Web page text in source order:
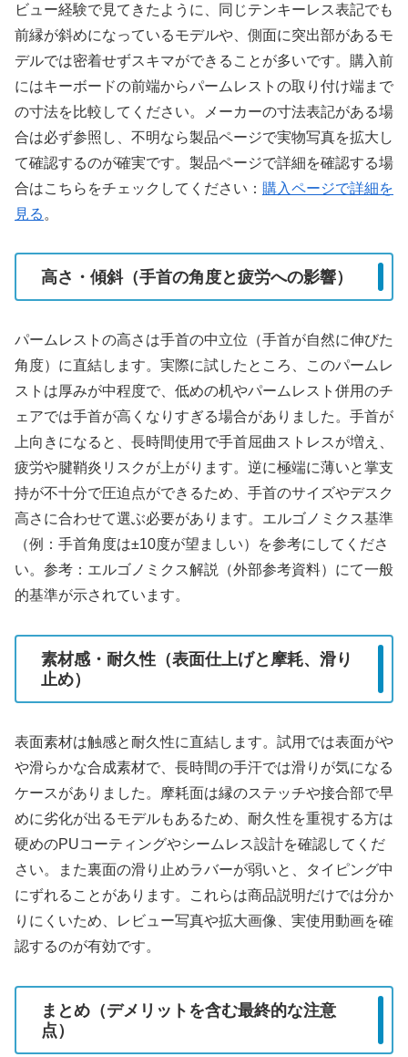
ビュー経験で見てきたように、同じテンキーレス表記でも
前縁が斜めになっているモデルや、側面に突出部があるモ
デルでは密着せずスキマができることが多いです。購入前
にはキーボードの前端からパームレストの取り付け端まで
の寸法を比較してください。メーカーの寸法表記がある場
合は必ず参照し、不明なら製品ページで実物写真を拡大し
て確認するのが確実です。製品ページで詳細を確認する場
合はこちらをチェックしてください： 購入ページで詳細を
見る 。
高さ・傾斜（手首の角度と疲労への影響）
パームレストの高さは手首の中立位（手首が自然に伸びた
角度）に直結します。実際に試したところ、このパームレ
ストは厚みが中程度で、低めの机やパームレスト併用のチ
ェアでは手首が高くなりすぎる場合がありました。手首が
上向きになると、長時間使用で手首屈曲ストレスが増え、
疲労や腱鞘炎リスクが上がります。逆に極端に薄いと掌支
持が不十分で圧迫点ができるため、手首のサイズやデスク
高さに合わせて選ぶ必要があります。エルゴノミクス基準
（例：手首角度は±10度が望ましい）を参考にしてくださ
い。参考：エルゴノミクス解説（外部参考資料）にて一般
的基準が示されています。
素材感・耐久性（表面仕上げと摩耗、滑り
止め）
表面素材は触感と耐久性に直結します。試用では表面がや
や滑らかな合成素材で、長時間の手汗では滑りが気になる
ケースがありました。摩耗面は縁のステッチや接合部で早
めに劣化が出るモデルもあるため、耐久性を重視する方は
硬めのPUコーティングやシームレス設計を確認してくだ
さい。また裏面の滑り止めラバーが弱いと、タイピング中
にずれることがあります。これらは商品説明だけでは分か
りにくいため、レビュー写真や拡大画像、実使用動画を確
認するのが有効です。
まとめ（デメリットを含む最終的な注意
点）